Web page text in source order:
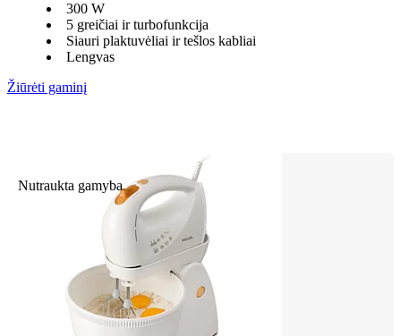
300 W
5 greičiai ir turbofunkcija
Siauri plaktuvėliai ir tešlos kabliai
Lengvas
Žiūrėti gaminį
Nutraukta gamyba